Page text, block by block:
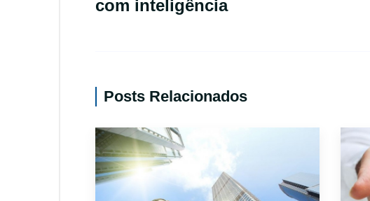
com inteligência
Posts Relacionados